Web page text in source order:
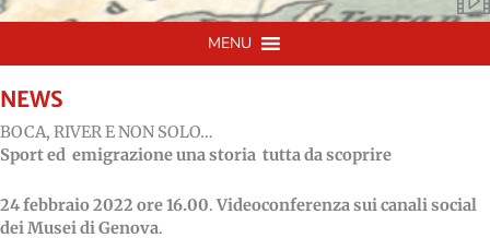
MENU
NEWS
BOCA, RIVER E NON SOLO…
Sport ed emigrazione una storia tutta da scoprire
24 febbraio 2022 ore 16.00.Videoconferenza sui canali social
dei Musei di Genova.